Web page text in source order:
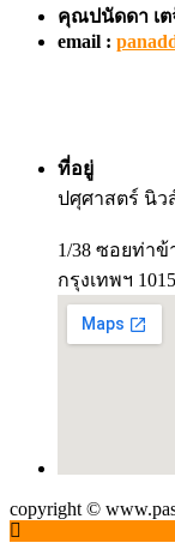
คุณปนัดดา เต
email :
ที่อยู่
ปศุศาสตร์ นิว
1/38 ซอยท่า
กรุงเทพฯ
copyright ©